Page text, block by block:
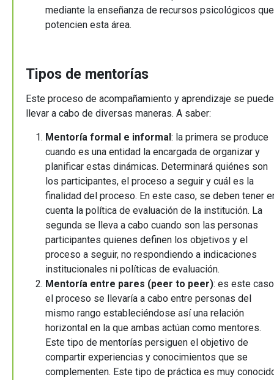
mediante la enseñanza de recursos psicológicos que
potencien esta área.
Tipos de mentorías
Este proceso de acompañamiento y aprendizaje se puede
llevar a cabo de diversas maneras. A saber:
Mentoría formal e informal : la primera se produce
cuando es una entidad la encargada de organizar y
planificar estas dinámicas. Determinará quiénes son
los participantes, el proceso a seguir y cuál es la
finalidad del proceso. En este caso, se deben tener
cuenta la política de evaluación de la institución. La
segunda se lleva a cabo cuando son las personas
participantes quienes definen los objetivos y el
proceso a seguir, no respondiendo a indicaciones
institucionales ni políticas de evaluación.
Mentoría entre pares (peer to peer): es este
el proceso se llevaría a cabo entre personas del
mismo rango estableciéndose así una relación
horizontal en la que ambas actúan como mentores.
Este tipo de mentorías persiguen el objetivo de
compartir experiencias y conocimientos que se
complementen. Este tipo de práctica es muy